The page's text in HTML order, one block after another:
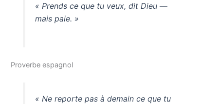
« Prends ce que tu veux, dit Dieu —
mais paie. »
Proverbe espagnol
« Ne reporte pas à demain ce que tu